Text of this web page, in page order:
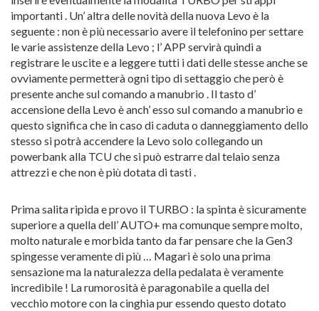
importanti . Un’ altra delle novità della nuova Levo è la
seguente : non è più necessario avere il telefonino per settare
le varie assistenze della Levo ; l’ APP servirà quindi a
registrare le uscite e a leggere tutti i dati delle stesse anche se
ovviamente permetterà ogni tipo di settaggio che però è
presente anche sul comando a manubrio . Il tasto d’
accensione della Levo è anch’ esso sul comando a manubrio e
questo significa che in caso di caduta o danneggiamento dello
stesso si potrà accendere la Levo solo collegando un
powerbank alla TCU che si può estrarre dal telaio senza
attrezzi e che non è più dotata di tasti .
Prima salita ripida e provo il TURBO : la spinta è sicuramente
superiore a quella dell’ AUTO+ ma comunque sempre molto,
molto naturale e morbida tanto da far pensare che la Gen3
spingesse veramente di più … Magari è solo una prima
sensazione ma la naturalezza della pedalata è veramente
incredibile ! La rumorosità è paragonabile a quella del
vecchio motore con la cinghia pur essendo questo dotato